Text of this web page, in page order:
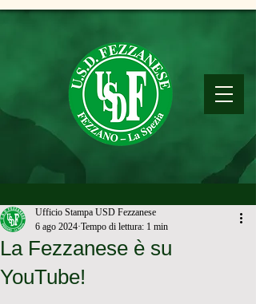
La Fezzanese è su
YouTube!
Ufficio Stampa USD Fezzanese
6 ago 2024 Tempo di lettura: 1 min